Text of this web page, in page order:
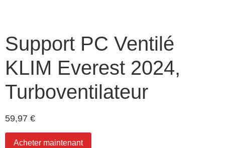
Support PC Ventilé
KLIM Everest 2024,
Turboventilateur
59,97 €
Acheter maintenant